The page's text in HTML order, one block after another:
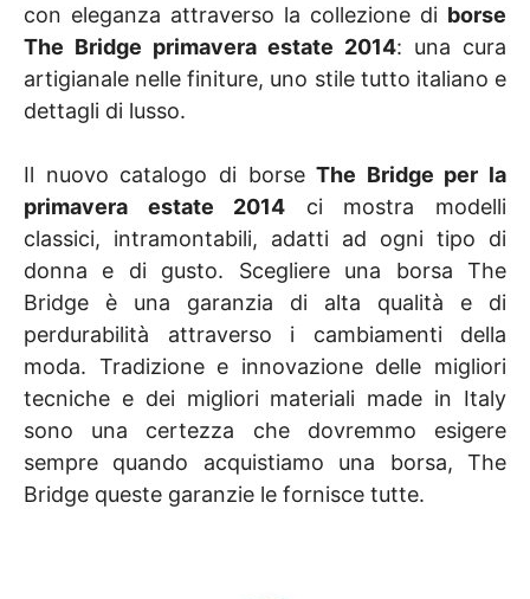
con eleganza attraverso la collezione di borse
The Bridge primavera estate 2014: una cura
artigianale nelle finiture, uno stile tutto italiano e
dettagli di lusso.
Il nuovo catalogo di borseThe Bridge per la
primavera estate 2014 ci mostra modelli
classici, intramontabili, adatti ad ogni tipo di
donna e di gusto. Scegliere una borsa The
Bridge è una garanzia di alta qualità e di
perdurabilità attraverso i cambiamenti della
moda. Tradizione e innovazione delle migliori
tecniche e dei migliori materiali made in Italy
sono una certezza che dovremmo esigere
sempre quando acquistiamo una borsa, The
Bridge queste garanzie le fornisce tutte.